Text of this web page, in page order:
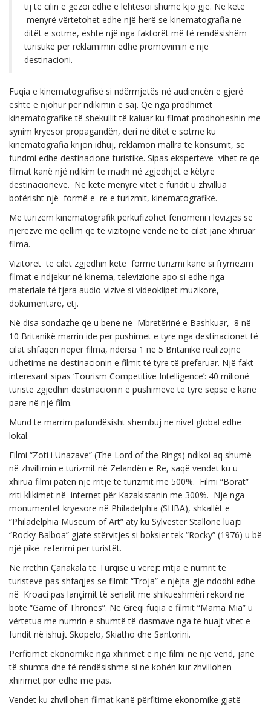
tij të cilin e gëzoi edhe e lehtësoi shumë kjo gjë. Në këtë
mënyrë vërtetohet edhe një herë se kinematografia në
ditët e sotme, është një nga faktorët më të rëndësishëm
turistike për reklamimin edhe promovimin e një
destinacioni.
Fuqia e kinematografisë si ndërmjetës në audiencën e gjerë
është e njohur për ndikimin e saj. Që nga prodhimet
kinematografike të shekullit të kaluar ku filmat prodhoheshin me
synim kryesor propagandën, deri në ditët e sotme ku
kinematografia krijon idhuj, reklamon mallra të konsumit, së
fundmi edhe destinacione turistike. Sipas ekspertëve vihet re qe
filmat kanë një ndikim te madh në zgjedhjet e këtyre
destinacioneve. Në këtë mënyrë vitet e fundit u zhvillua
botërisht një formë e re e turizmit, kinematografikë.
Me turizëm kinematografik përkufizohet fenomeni i lëvizjes së
njerëzve me qëllim që të vizitojnë vende në të cilat janë xhiruar
filma.
Vizitoret të cilët zgjedhin ketë formë turizmi kanë si frymëzim
filmat e ndjekur në kinema, televizione apo si edhe nga
materiale të tjera audio-vizive si videoklipet muzikore,
dokumentarë, etj.
Në disa sondazhe që u benë në Mbretërinë e Bashkuar, 8 në
10 Britanikë marrin ide për pushimet e tyre nga destinacionet të
cilat shfaqen neper filma, ndërsa 1 në 5 Britanikë realizojnë
udhëtime ne destinacionin e filmit të tyre të preferuar. Një fakt
interesant sipas ‘Tourism Competitive Intelligence’: 40 milionë
turiste zgjedhin destinacionin e pushimeve të tyre sepse e kanë
pare në një film.
Mund te marrim pafundësisht shembuj ne nivel global edhe
lokal.
Filmi “Zoti i Unazave” (The Lord of the Rings) ndikoi aq shumë
në zhvillimin e turizmit në Zelandën e Re, saqë vendet ku u
xhirua filmi patën një rritje të turizmit me 500%. Filmi “Borat”
rriti klikimet në internet për Kazakistanin me 300%. Një nga
monumentet kryesore në Philadelphia (SHBA), shkallët e
“Philadelphia Museum of Art” aty ku Sylvester Stallone luajti
“Rocky Balboa” gjatë stërvitjes si boksier tek “Rocky” (1976) u bë
një pikë referimi për turistët.
Në rrethin Çanakala të Turqisë u vërejt rritja e numrit të
turisteve pas shfaqjes se filmit “Troja” e njëjta gjë ndodhi edhe
në Kroaci pas lançimit të serialit me shikueshmëri rekord në
botë “Game of Thrones”. Në Greqi fuqia e filmit “Mama Mia” u
vërtetua me numrin e shumtë të dasmave nga të huajt vitet e
fundit në ishujt Skopelo, Skiatho dhe Santorini.
Përfitimet ekonomike nga xhirimet e një filmi në një vend, janë
të shumta dhe të rëndësishme si në kohën kur zhvillohen
xhirimet por edhe më pas.
Vendet ku zhvillohen filmat kanë përfitime ekonomike gjatë